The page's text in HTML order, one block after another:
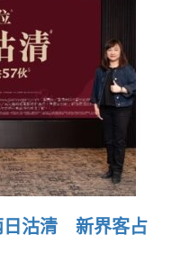
日沽清 新界客占